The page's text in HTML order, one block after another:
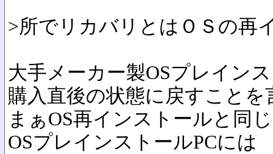
>所でリカバリとはＯＳの再
大手メーカー製OSプレイン
購入直後の状態に戻すことを
まぁOS再インストールと同
OSプレインストールPCには